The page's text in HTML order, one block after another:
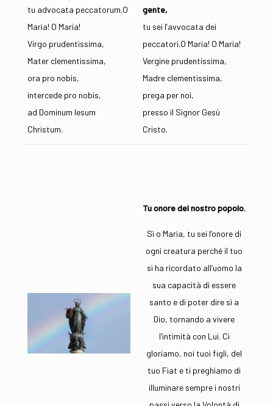
tu advocata peccatorum.O
Maria! O Maria!
Virgo prudentissima,
Mater clementissima,
ora pro nobis,
intercede pro nobis,
ad Dominum Iesum
Christum.
gente,
tu sei l’avvocata dei
peccatori.O Maria! O Maria!
Vergine prudentissima,
Madre clementissima,
prega per noi,
presso il Signor Gesù
Cristo.
Tu onore del nostro popolo.
Sì o Maria, tu sei l’onore di
ogni creatura perché il tuo
sì ha ricordato all’uomo la
sua capacità di essere
santo e di poter dire sì a
Dio, tornando a vivere
l’intimità con Lui. Ci
gloriamo, noi tuoi figli, del
tuo Fiat e ti preghiamo di
illuminare sempre i nostri